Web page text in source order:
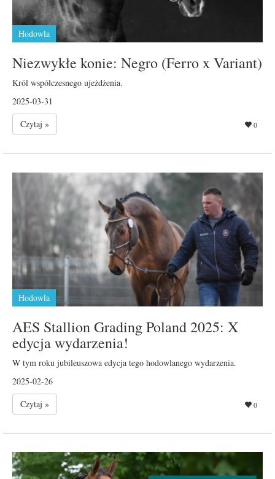
Hodowla
Niezwykłe konie: Negro (Ferro x Variant)
Król współczesnego ujeżdżenia.
2025-03-31
Czytaj »
0
Hodowla
AES Stallion Grading Poland 2025: X
edycja wydarzenia!
W tym roku jubileuszowa edycja tego hodowlanego wydarzenia.
2025-02-26
Czytaj »
0